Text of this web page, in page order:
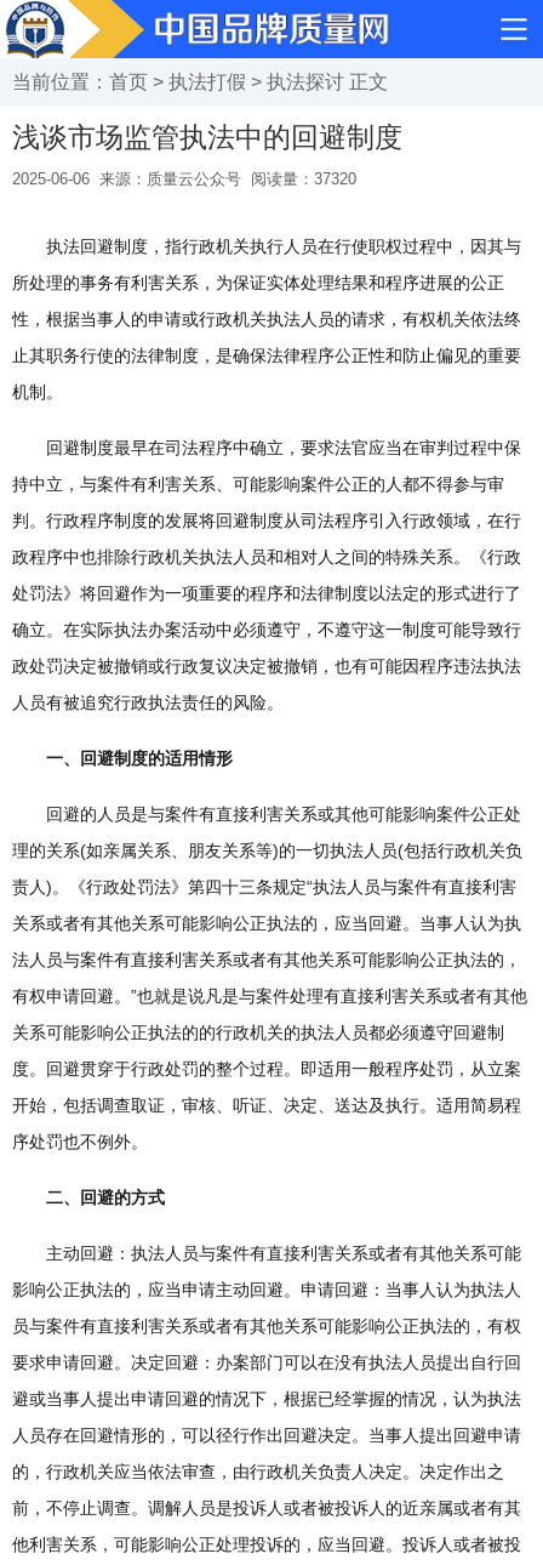
当前位置： 首页 > 执法打假 > 执法探讨 正文
浅谈市场监管执法中的回避制度
2025-06-06 来源：质量云公众号 阅读量： 37320
执法回避制度，指行政机关执行人员在行使职权过程中，因其与
所处理的事务有利害关系，为保证实体处理结果和程序进展的公正
性，根据当事人的申请或行政机关执法人员的请求，有权机关依法终
止其职务行使的法律制度，是确保法律程序公正性和防止偏见的重要
机制。
回避制度最早在司法程序中确立，要求法官应当在审判过程中保
持中立，与案件有利害关系、可能影响案件公正的人都不得参与审
判。行政程序制度的发展将回避制度从司法程序引入行政领域，在行
政程序中也排除行政机关执法人员和相对人之间的特殊关系。《行政
处罚法》将回避作为一项重要的程序和法律制度以法定的形式进行了
确立。在实际执法办案活动中必须遵守，不遵守这一制度可能导致行
政处罚决定被撤销或行政复议决定被撤销，也有可能因程序违法执法
人员有被追究行政执法责任的风险。
一、回避制度的适用情形
回避的人员是与案件有直接利害关系或其他可能影响案件公正处
理的关系(如亲属关系、朋友关系等)的一切执法人员(包括行政机关负
责人)。《行政处罚法》第四十三条规定“执法人员与案件有直接利害
关系或者有其他关系可能影响公正执法的，应当回避。当事人认为执
法人员与案件有直接利害关系或者有其他关系可能影响公正执法的，
有权申请回避。”也就是说凡是与案件处理有直接利害关系或者有其他
关系可能影响公正执法的的行政机关的执法人员都必须遵守回避制
度。回避贯穿于行政处罚的整个过程。即适用一般程序处罚，从立案
开始，包括调查取证，审核、听证、决定、送达及执行。适用简易程
序处罚也不例外。
二、回避的方式
主动回避：执法人员与案件有直接利害关系或者有其他关系可能
影响公正执法的，应当申请主动回避。申请回避：当事人认为执法人
员与案件有直接利害关系或者有其他关系可能影响公正执法的，有权
要求申请回避。决定回避：办案部门可以在没有执法人员提出自行回
避或当事人提出申请回避的情况下，根据已经掌握的情况，认为执法
人员存在回避情形的，可以径行作出回避决定。当事人提出回避申请
的，行政机关应当依法审查，由行政机关负责人决定。决定作出之
前，不停止调查。调解人员是投诉人或者被投诉人的近亲属或者有其
他利害关系，可能影响公正处理投诉的，应当回避。投诉人或者被投